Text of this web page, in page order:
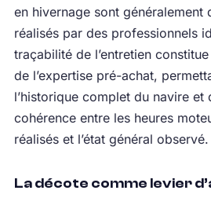
en hivernage sont généralement
réalisés par des professionnels
traçabilité de l’entretien
de l’expertise pré-achat,
l’historique complet du navire et
cohérence entre les heures
réalisés et l’état général observé.
La décote comme levier